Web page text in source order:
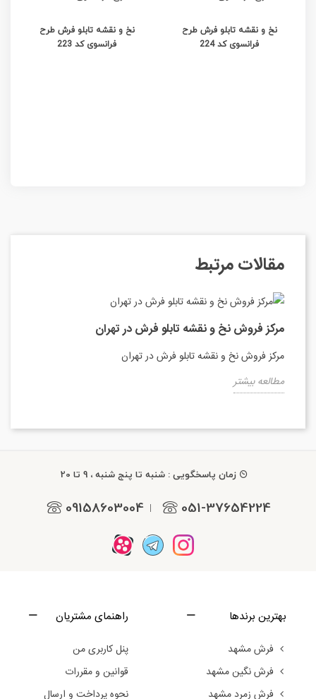
نخ و نقشه تابلو فرش طرح
فرانسوی کد 224
نخ و نقشه تابلو فرش طرح
فرانسوی کد 223
مقالات مرتبط
مرکز فروش نخ و نقشه تابلو فرش در تهران
مرکز فروش نخ و نقشه تابلو فرش در تهران
مطالعه بیشتر
زمان پاسخگویی : شنبه تا پنج شنبه ، 9 تا 20
051-37654224
|
09158603004
بهترین برندها
فرش مشهد
فرش نگین مشهد
فرش زمرد مشهد
راهنمای مشتریان
پنل کاربری من
قوانین و مقررات
نحوه پرداخت و ارسال